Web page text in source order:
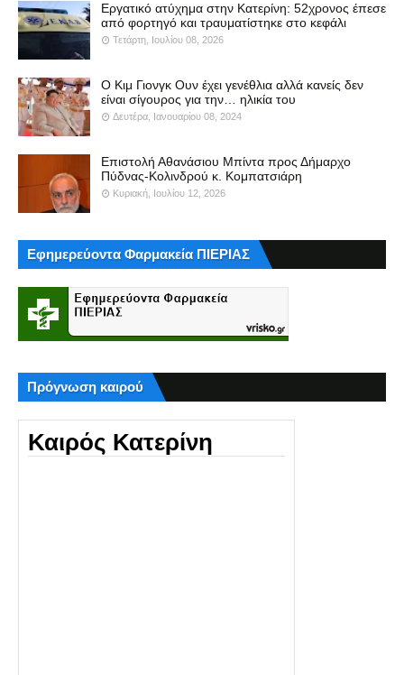
Εργατικό ατύχημα στην Κατερίνη: 52χρονος έπεσε
από φορτηγό και τραυματίστηκε στο κεφάλι
Τετάρτη, Ιουλίου 08, 2026
Ο Κιμ Γιονγκ Ουν έχει γενέθλια αλλά κανείς δεν
είναι σίγουρος για την… ηλικία του
Δευτέρα, Ιανουαρίου 08, 2024
Επιστολή Αθανάσιου Μπίντα προς Δήμαρχο
Πύδνας-Κολινδρού κ. Κομπατσιάρη
Κυριακή, Ιουλίου 12, 2026
Εφημερεύοντα Φαρμακεία ΠΙΕΡΙΑΣ
Πρόγνωση καιρού
Καιρός Κατερίνη